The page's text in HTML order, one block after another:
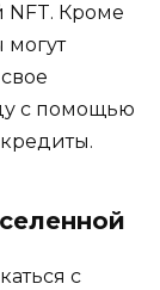
NFT. Кроме
могут
с помощью
с